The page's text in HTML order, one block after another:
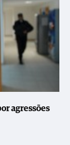
agressões